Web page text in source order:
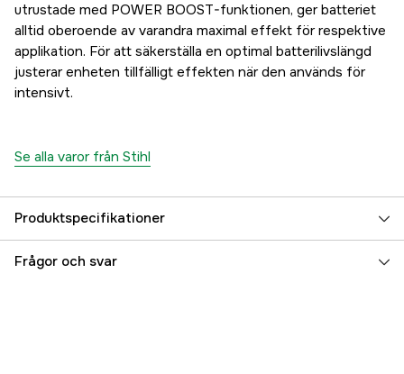
utrustade med POWER BOOST-funktionen, ger batteriet
alltid oberoende av varandra maximal effekt för respektive
applikation. För att säkerställa en optimal batterilivslängd
justerar enheten tillfälligt effekten när den används för
intensivt.
Se alla varor från Stihl
Produktspecifikationer
Batterisystem Stihl AK
Frågor och svar